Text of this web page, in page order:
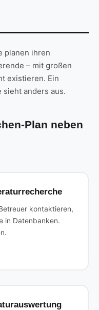
planen ihren
– mit großen
existieren. Ein
anders aus.
Plan neben
kontaktieren,
in Datenbanken.